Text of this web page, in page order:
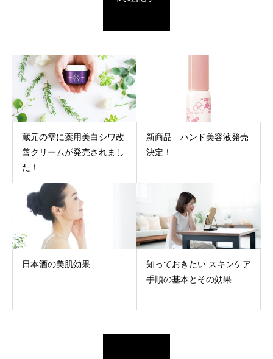
蔵元の雫に薬用美白シワ改
善クリームが発売されまし
た！
新商品 ハンド美容液発売
決定！
日本酒の美肌効果
知っておきたい スキンケア
手順の基本とその効果